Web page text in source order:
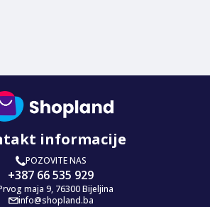
informacije
POZOVITE NAS
+387 66 535 929
maja 9, 76300 Bijeljina
info@shopland.ba